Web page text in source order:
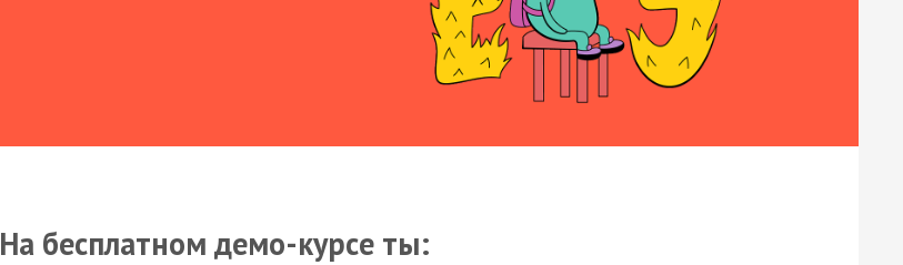
На бесплатном демо-курсе ты: